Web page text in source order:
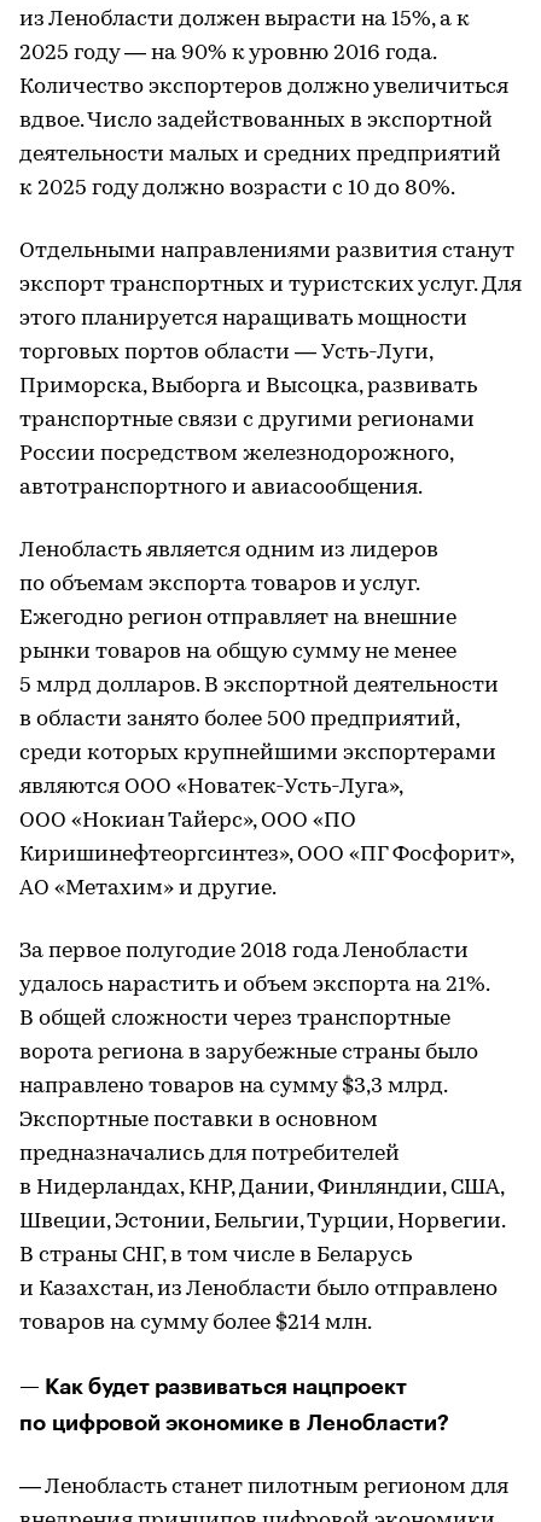
из Ленобласти должен вырасти на 15%, а к
2025 году — на 90% к уровню 2016 года.
Количество экспортеров должно увеличиться
вдвое. Число задействованных в экспортной
деятельности малых и средних предприятий
к 2025 году должно возрасти с 10 до 80%.
Отдельными направлениями развития станут
экспорт транспортных и туристских услуг. Для
этого планируется наращивать мощности
торговых портов области — Усть-Луги,
Приморска, Выборга и Высоцка, развивать
транспортные связи с другими регионами
России посредством железнодорожного,
автотранспортного и авиасообщения.
Ленобласть является одним из лидеров
по объемам экспорта товаров и услуг.
Ежегодно регион отправляет на внешние
рынки товаров на общую сумму не менее
5 млрд долларов. В экспортной деятельности
в области занято более 500 предприятий,
среди которых крупнейшими экспортерами
являются ООО «Новатек-Усть-Луга»,
ООО «Нокиан Тайерс», ООО «ПО
Киришинефтеоргсинтез», ООО «ПГ Фосфорит»,
АО «Метахим» и другие.
За первое полугодие 2018 года Ленобласти
удалось нарастить и объем экспорта на 21%.
В общей сложности через транспортные
ворота региона в зарубежные страны было
направлено товаров на сумму $3,3 млрд.
Экспортные поставки в основном
предназначались для потребителей
в Нидерландах, КНР, Дании, Финляндии, США,
Швеции, Эстонии, Бельгии, Турции, Норвегии.
В страны СНГ, в том числе в Беларусь
и Казахстан, из Ленобласти было отправлено
товаров на сумму более $214 млн.
— Как будет развиваться нацпроект
по цифровой экономике в Ленобласти?
— Ленобласть станет пилотным регионом для